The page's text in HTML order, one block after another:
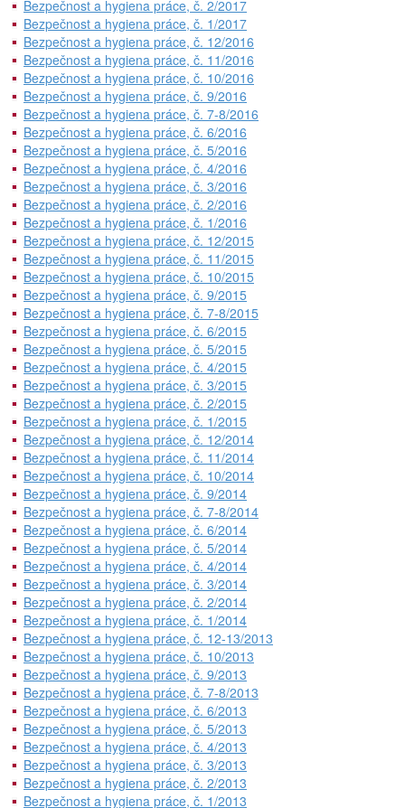
Bezpečnost a hygiena práce, č. 2/2017
Bezpečnost a hygiena práce, č. 1/2017
Bezpečnost a hygiena práce, č. 12/2016
Bezpečnost a hygiena práce, č. 11/2016
Bezpečnost a hygiena práce, č. 10/2016
Bezpečnost a hygiena práce, č. 9/2016
Bezpečnost a hygiena práce, č. 7-8/2016
Bezpečnost a hygiena práce, č. 6/2016
Bezpečnost a hygiena práce, č. 5/2016
Bezpečnost a hygiena práce, č. 4/2016
Bezpečnost a hygiena práce, č. 3/2016
Bezpečnost a hygiena práce, č. 2/2016
Bezpečnost a hygiena práce, č. 1/2016
Bezpečnost a hygiena práce, č. 12/2015
Bezpečnost a hygiena práce, č. 11/2015
Bezpečnost a hygiena práce, č. 10/2015
Bezpečnost a hygiena práce, č. 9/2015
Bezpečnost a hygiena práce, č. 7-8/2015
Bezpečnost a hygiena práce, č. 6/2015
Bezpečnost a hygiena práce, č. 5/2015
Bezpečnost a hygiena práce, č. 4/2015
Bezpečnost a hygiena práce, č. 3/2015
Bezpečnost a hygiena práce, č. 2/2015
Bezpečnost a hygiena práce, č. 1/2015
Bezpečnost a hygiena práce, č. 12/2014
Bezpečnost a hygiena práce, č. 11/2014
Bezpečnost a hygiena práce, č. 10/2014
Bezpečnost a hygiena práce, č. 9/2014
Bezpečnost a hygiena práce, č. 7-8/2014
Bezpečnost a hygiena práce, č. 6/2014
Bezpečnost a hygiena práce, č. 5/2014
Bezpečnost a hygiena práce, č. 4/2014
Bezpečnost a hygiena práce, č. 3/2014
Bezpečnost a hygiena práce, č. 2/2014
Bezpečnost a hygiena práce, č. 1/2014
Bezpečnost a hygiena práce, č. 12-13/2013
Bezpečnost a hygiena práce, č. 10/2013
Bezpečnost a hygiena práce, č. 9/2013
Bezpečnost a hygiena práce, č. 7-8/2013
Bezpečnost a hygiena práce, č. 6/2013
Bezpečnost a hygiena práce, č. 5/2013
Bezpečnost a hygiena práce, č. 4/2013
Bezpečnost a hygiena práce, č. 3/2013
Bezpečnost a hygiena práce, č. 2/2013
Bezpečnost a hygiena práce, č. 1/2013